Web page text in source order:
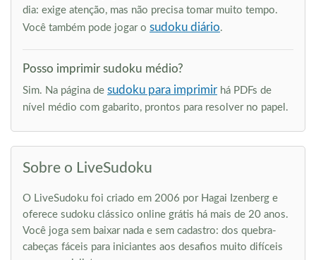
dia: exige atenção, mas não precisa tomar muito tempo.
Você também pode jogar o sudoku diário.
Posso imprimir sudoku médio?
Sim. Na página de sudoku para imprimir há PDFs de
nível médio com gabarito, prontos para resolver no papel.
Sobre o LiveSudoku
O LiveSudoku foi criado em 2006 por Hagai Izenberg e
oferece sudoku clássico online grátis há mais de 20 anos.
Você joga sem baixar nada e sem cadastro: dos quebra-
cabeças fáceis para iniciantes aos desafios muito difíceis